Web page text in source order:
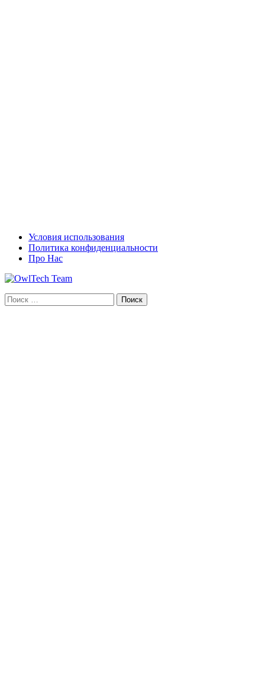
Условия использования
Политика конфиденциальности
Про Нас